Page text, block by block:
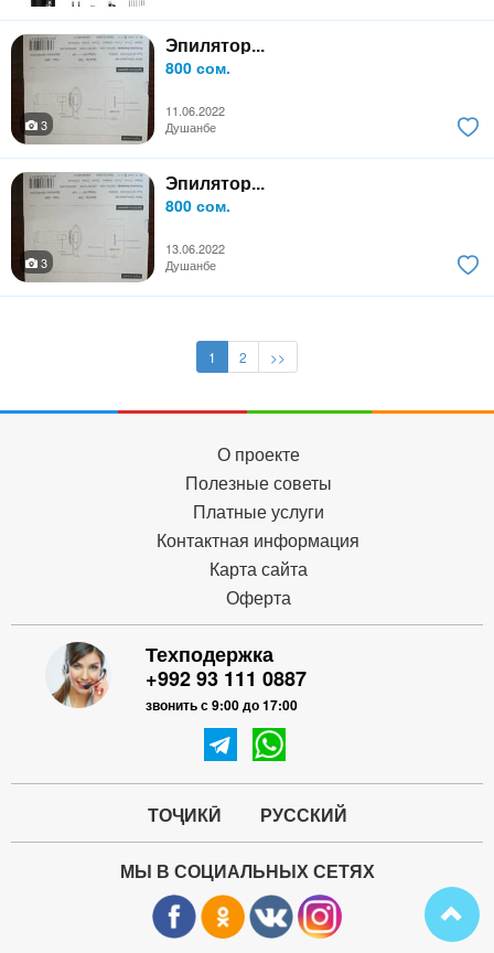
Эпилятор...
800 сом.
11.06.2022
3
Душанбе
Эпилятор...
800 сом.
13.06.2022
3
Душанбе
1 2 >>
О проекте
Полезные советы
Платные услуги
Контактная информация
Карта сайта
Оферта
Техподержка
+992 93 111 0887
звонить с 9:00 до 17:00
ТОҶИКӢ РУССКИЙ
МЫ В СОЦИАЛЬНЫХ СЕТЯХ